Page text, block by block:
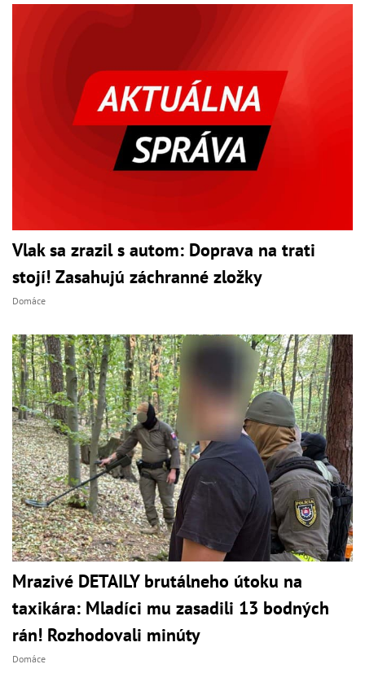
Vlak sa zrazil s autom: Doprava na trati
stojí! Zasahujú záchranné zložky
Domáce
Mrazivé DETAILY brutálneho útoku na
taxikára: Mladíci mu zasadili 13 bodných
rán! Rozhodovali minúty
Domáce